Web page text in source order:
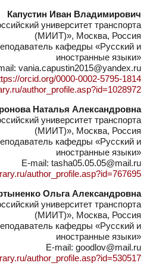
Капустин Иван Владимирович
университет транспорта
(МИИТ)», Москва, Россия
кафедры «Русский и
иностранные языки»
vania.capustin2015@yandex.ru
orcid.org/0000-0002-5795-1814
author_profile.asp?id=1028972
Наталья Александровна
университет транспорта
(МИИТ)», Москва, Россия
кафедры «Русский и
иностранные языки»
E-mail: tasha05.05.05@mail.ru
author_profile.asp?id=767695
Ольга Александровна
университет транспорта
(МИИТ)», Москва, Россия
кафедры «Русский и
иностранные языки»
E-mail: goodlov@mail.ru
author_profile.asp?id=530517